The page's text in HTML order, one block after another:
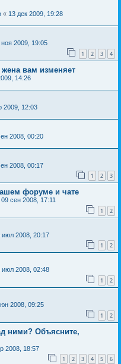
« 13 дек 2009, 19:28
ноя 2009, 19:05
1 2 3 4
вам изменяет
14:26
2009, 12:03
2008, 00:20
2008, 00:17
1 2 3
форуме и чате
09 сен 2008, 17:11
1 2
июл 2008, 20:17
1 2
июл 2008, 02:48
1 2
2008, 09:25
1 2
ними? Объясните,
2008, 18:57
1 2 3 4 5 6